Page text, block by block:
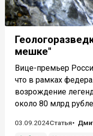
мешке"
Вице-премьер
что в рамках
возрождение
около 80 млрд
03.09.2024Статья